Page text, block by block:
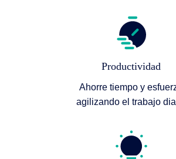
Productividad
Ahorre tiempo y
agilizando el trabajo